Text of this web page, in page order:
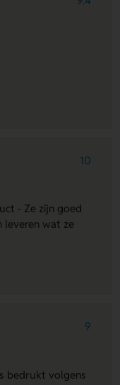
10
- Ze zijn goed
leveren wat ze
9
bedrukt volgens